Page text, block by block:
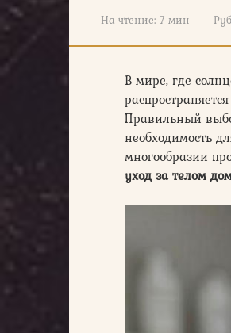
На чтение: 7 мин
В мире, где
Правильный
необходимость
многообразии
уход за телом